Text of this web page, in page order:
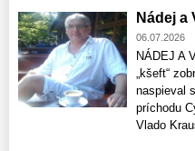
Nádej a
06.07.2026
NÁDEJ A
„kšeft“
naspieval
príchodu
Vlado